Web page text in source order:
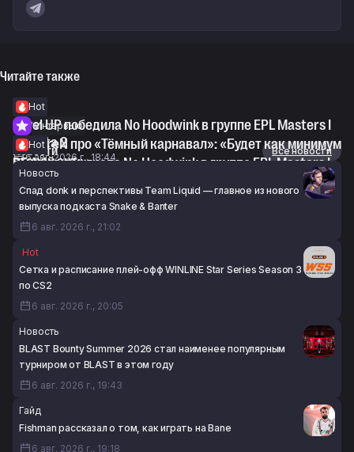
Читайте также
Hot
Level UP победила No Hoodwink в группе EPL Masters I
по Dota 2
6 авг. 2026 г., 18:44
Интервью
syndereN про «Тёмный карнавал»: «Будет как минимум
второй акт»
6 авг. 2026 г., 17:44
Hot
RE Arise обыграла No Hoodwink в группе EPL Masters I
по Dota 2
6 авг. 2026 г., 15:01
Новости
Все новости
Новость
Спад donk и перспективы Team Liquid — главное из нового
выпуска подкаста Snake & Banter
6 авг. 2026 г., 21:02
Hot
Сетка и расписание плей-офф WINLINE Star Series Season 3
по CS2
6 авг. 2026 г., 20:05
Новость
BLAST Bounty Summer 2026 стал наименее популярным
турниром от BLAST в этом году
6 авг. 2026 г., 19:43
Гайд
Fishman рассказал о том, как играть на Bane
6 авг. 2026 г., 19:18